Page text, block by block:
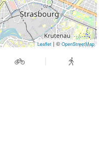
Leaflet | © OpenStreetMap